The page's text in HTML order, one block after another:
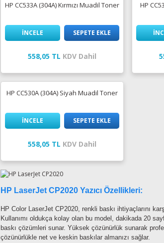
HP CC533A (304A) Kırmızı Muadil Toner
İNCELE SEPETE EKLE
558,05 TL KDV Dahil
HP
HP CC530A (304A) Siyah Muadil Toner
İNCELE SEPETE EKLE
558,05 TL KDV Dahil
HP LaserJet CP2020 Yazıcı Özellikleri:
HP Color LaserJet CP2020, renkli baskı ihtiyaçlarını
Kullanımı oldukça kolay olan bu model, dakikada 20
baskı çözümleri sunar. Yüksek çözünürlük sunarak
çözünürlükle net ve keskin baskılar almanızı sağlar.